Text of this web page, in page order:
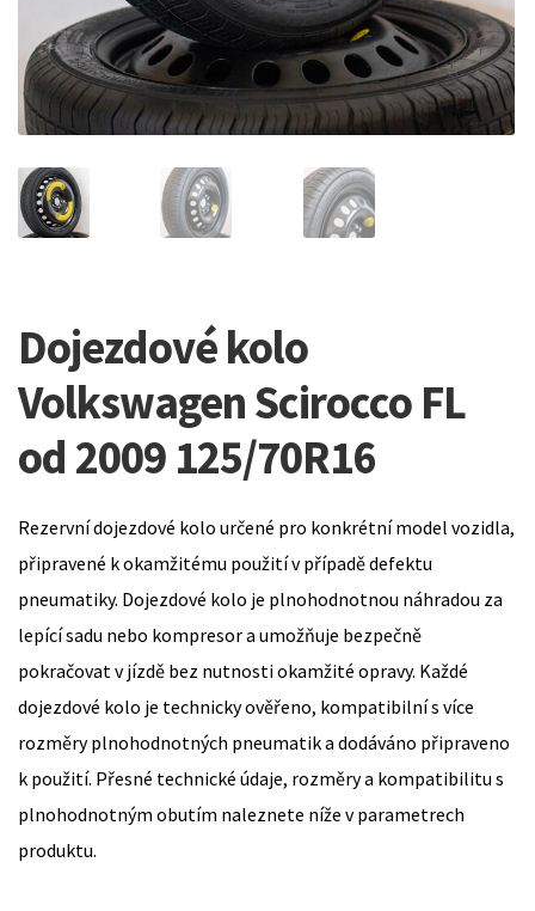
Dojezdové kolo
Volkswagen Scirocco FL
od 2009 125/70R16
Rezervní dojezdové kolo určené pro konkrétní model vozidla,
připravené k okamžitému použití v případě defektu
pneumatiky. Dojezdové kolo je plnohodnotnou náhradou za
lepící sadu nebo kompresor a umožňuje bezpečně
pokračovat v jízdě bez nutnosti okamžité opravy. Každé
dojezdové kolo je technicky ověřeno, kompatibilní s více
rozměry plnohodnotných pneumatik a dodáváno připraveno
k použití. Přesné technické údaje, rozměry a kompatibilitu s
plnohodnotným obutím naleznete níže v parametrech
produktu.